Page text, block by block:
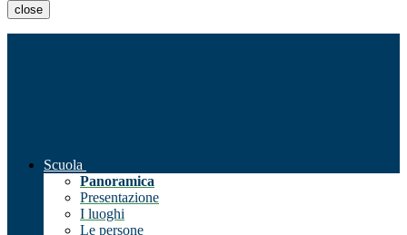
close
Scuola
Panoramica
Presentazione
I luoghi
Le persone